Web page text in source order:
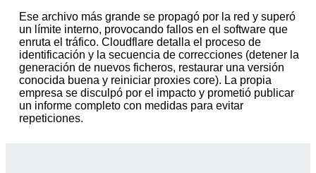
Ese archivo más grande se propagó por la red y superó
un límite interno, provocando fallos en el software que
enruta el tráfico. Cloudflare detalla el proceso de
identificación y la secuencia de correcciones (detener la
generación de nuevos ficheros, restaurar una versión
conocida buena y reiniciar proxies core). La propia
empresa se disculpó por el impacto y prometió publicar
un informe completo con medidas para evitar
repeticiones.